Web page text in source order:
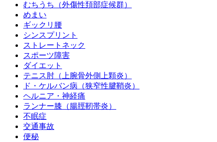
むちうち（外傷性頚部症候群）
めまい
ギックリ腰
シンスプリント
ストレートネック
スポーツ障害
ダイエット
テニス肘（上腕骨外側上顆炎）
ド・ケルバン病（狭窄性腱鞘炎）
ヘルニア・神経痛
ランナー膝（腸脛靭帯炎）
不眠症
交通事故
便秘